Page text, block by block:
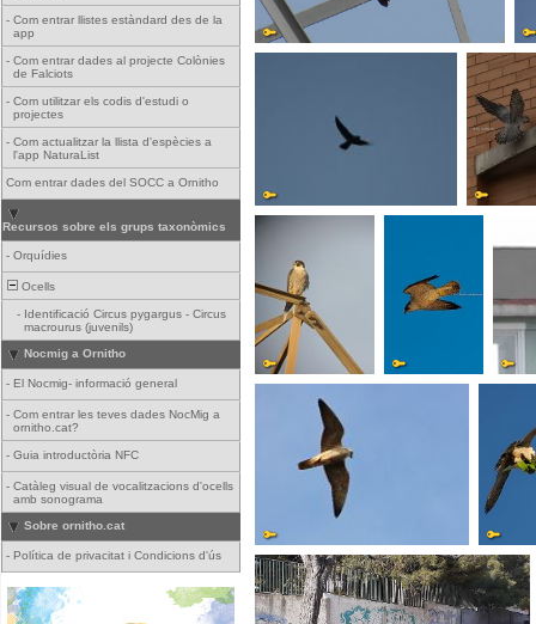
- Com entrar llistes estàndard des de la
app
- Com entrar dades al projecte Colònies
de Falciots
- Com utilitzar els codis d'estudi o
projectes
- Com actualitzar la llista d'espècies a
l'app NaturaList
Com entrar dades del SOCC a Ornitho
Recursos sobre els grups taxonòmics
- Orquídies
Ocells
- Identificació Circus pygargus - Circus
macrourus (juvenils)
Nocmig a Ornitho
- El Nocmig- informació general
- Com entrar les teves dades NocMig a
ornitho.cat?
- Guia introductòria NFC
- Catàleg visual de vocalitzacions d'ocells
amb sonograma
Sobre ornitho.cat
- Política de privacitat i Condicions d'ús